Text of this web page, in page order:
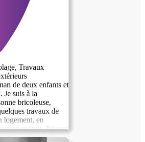
Travaux
de deux enfants et
Je suis à la
bricoleuse,
travaux de
logement, en
gratuit. J'ai une
m² à disposition. Je